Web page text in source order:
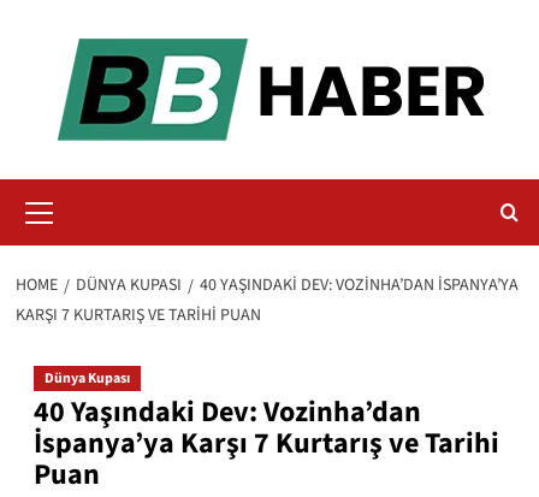
Menu
HOME DÜNYA KUPASI
40 YAŞINDAKI DEV: VOZINHA’DAN İSPANYA’YA
KARŞI 7 KURTARIŞ VE TARIHI PUAN
Dünya Kupası
40 Yaşındaki Dev: Vozinha’dan
İspanya’ya Karşı 7 Kurtarış ve Tarihi
Puan